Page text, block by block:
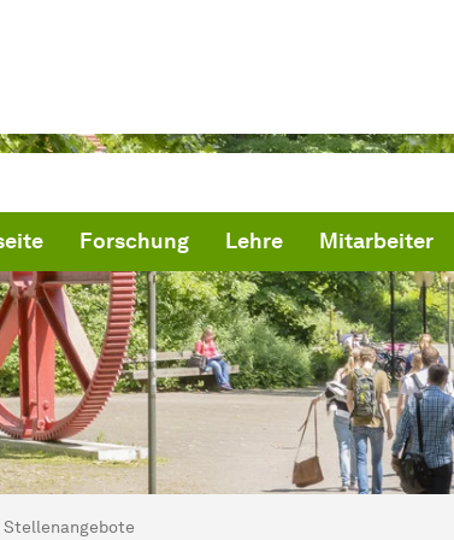
Forschung Lehre Mitarbeiter
hier:
Stellenangebote